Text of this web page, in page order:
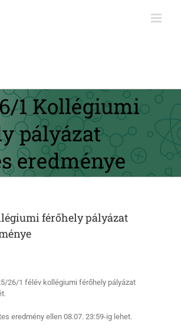
1 Kollégiumi
pályázat
eredménye
férőhely pályázat
26/1 félév kollégiumi férőhely pályázat
eredmény ellen 08.07. 23:59-ig lehet.